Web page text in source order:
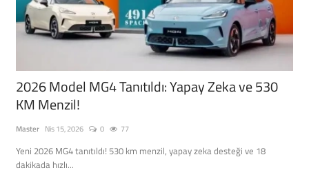
2026 Model MG4 Tanıtıldı: Yapay Zeka ve 530
KM Menzil!
Master Nis 15, 2026 0 77
Yeni 2026 MG4 tanıtıldı! 530 km menzil, yapay zeka desteği ve 18
dakikada hızlı...